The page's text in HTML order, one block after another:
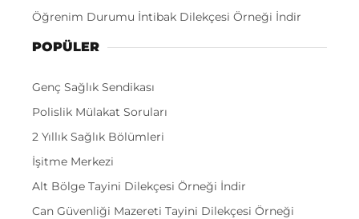
Öğrenim Durumu İntibak Dilekçesi Örneği İndir
POPÜLER
Genç Sağlık Sendikası
Polislik Mülakat Soruları
2 Yıllık Sağlık Bölümleri
İşitme Merkezi
Alt Bölge Tayini Dilekçesi Örneği İndir
Can Güvenliği Mazereti Tayini Dilekçesi Örneği